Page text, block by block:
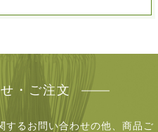
・ご注文
するお問い合わせの他、商品ご